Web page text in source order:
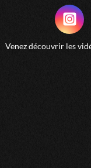
cliente
Très belle
Venez découvrir les